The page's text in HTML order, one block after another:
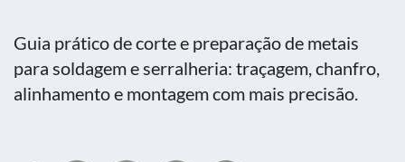
Guia prático de corte e preparação de metais
para soldagem e serralheria: traçagem, chanfro,
alinhamento e montagem com mais precisão.